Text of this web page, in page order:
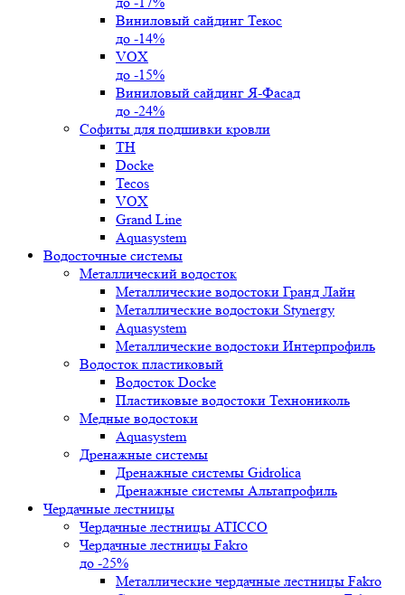
Виниловый сайдинг Текос
до -14%
VOX
до -15%
Виниловый сайдинг Я-Фасад
до -24%
Софиты для подшивки кровли
ТН
Docke
Tecos
VOX
Grand Line
Aquasystem
Водосточные системы
Металлический водосток
Металлические водостоки Гранд Лайн
Металлические водостоки Stynergy
Aquasystem
Металлические водостоки Интерпрофиль
Водосток пластиковый
Водосток Docke
Пластиковые водостоки Технониколь
Медные водостоки
Aquasystem
Дренажные системы
Дренажные системы Gidrolica
Дренажные системы Альтапрофиль
Чердачные лестницы
Чердачные лестницы ATICCO
Чердачные лестницы Fakro
до -25%
Металлические чердачные лестницы Fakro